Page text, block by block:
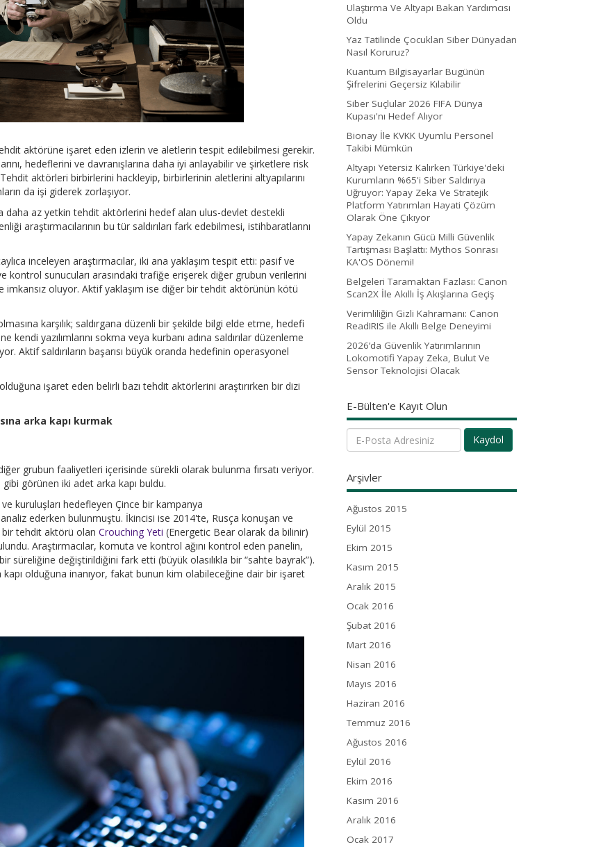
aktörüne işaret eden izlerin ve aletlerin tespit edilebilmesi gerekir.
hedeflerini ve davranışlarına daha iyi anlayabilir ve şirketlere risk
aktörleri birbirlerini hackleyip, birbirlerinin aletlerini altyapılarını
da işi giderek zorlaşıyor.
daha az yetkin tehdit aktörlerini hedef alan ulus-devlet destekli
araştırmacılarının bu tür saldırıları fark edebilmesi, istihbaratlarını
inceleyen araştırmacılar, iki ana yaklaşım tespit etti: pasif ve
kontrol sunucuları arasındaki trafiğe erişerek diğer grubun verilerini
oluyor. Aktif yaklaşım ise diğer bir tehdit aktörünün kötü
karşılık; saldırgana düzenli bir şekilde bilgi elde etme, hedefi
yazılımlarını sokma veya kurbanı adına saldırılar düzenleme
Aktif saldırıların başarısı büyük oranda hedefinin operasyonel
işaret eden belirli bazı tehdit aktörlerini araştırırken bir dizi
arka kapı kurmak
grubun faaliyetleri içerisinde sürekli olarak bulunma fırsatı veriyor.
görünen iki adet arka kapı buldu.
kuruluşları hedefleyen Çince bir kampanya
ederken bulunmuştu. İkincisi ise 2014'te, Rusça konuşan ve
bir tehdit aktörü olan Crouching Yeti (Energetic Bear olarak da bilinir)
Araştırmacılar, komuta ve kontrol ağını kontrol eden panelin,
süreliğine değiştirildiğini fark etti (büyük olasılıkla bir “sahte bayrak”).
olduğuna inanıyor, fakat bunun kim olabileceğine dair bir işaret
Ulaştırma Ve Altyapı Bakan Yardımcısı
Oldu
Yaz Tatilinde Çocukları Siber Dünyadan
Nasıl Koruruz?
Kuantum Bilgisayarlar Bugünün
Şifrelerini Geçersiz Kılabilir
Siber Suçlular 2026 FIFA Dünya
Kupası'nı Hedef Alıyor
Bionay İle KVKK Uyumlu Personel
Takibi Mümkün
Altyapı Yetersiz Kalırken Türkiye'deki
Kurumların %65'i Siber Saldırıya
Uğruyor: Yapay Zeka Ve Stratejik
Platform Yatırımları Hayati Çözüm
Olarak Öne Çıkıyor
Yapay Zekanın Gücü Milli Güvenlik
Tartışması Başlattı: Mythos Sonrası
KA'OS Dönemi!
Belgeleri Taramaktan Fazlası: Canon
Scan2X İle Akıllı İş Akışlarına Geçiş
Verimliliğin Gizli Kahramanı: Canon
ReadIRIS ile Akıllı Belge Deneyimi
2026’da Güvenlik Yatırımlarının
Lokomotifi Yapay Zeka, Bulut Ve
Sensor Teknolojisi Olacak
E-Bülten'e Kayıt Olun
Kaydol
Arşivler
Ağustos 2015
Eylül 2015
Ekim 2015
Kasım 2015
Aralık 2015
Ocak 2016
Şubat 2016
Mart 2016
Nisan 2016
Mayıs 2016
Haziran 2016
Temmuz 2016
Ağustos 2016
Eylül 2016
Ekim 2016
Kasım 2016
Aralık 2016
Ocak 2017